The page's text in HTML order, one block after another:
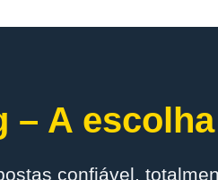
A
confiável,